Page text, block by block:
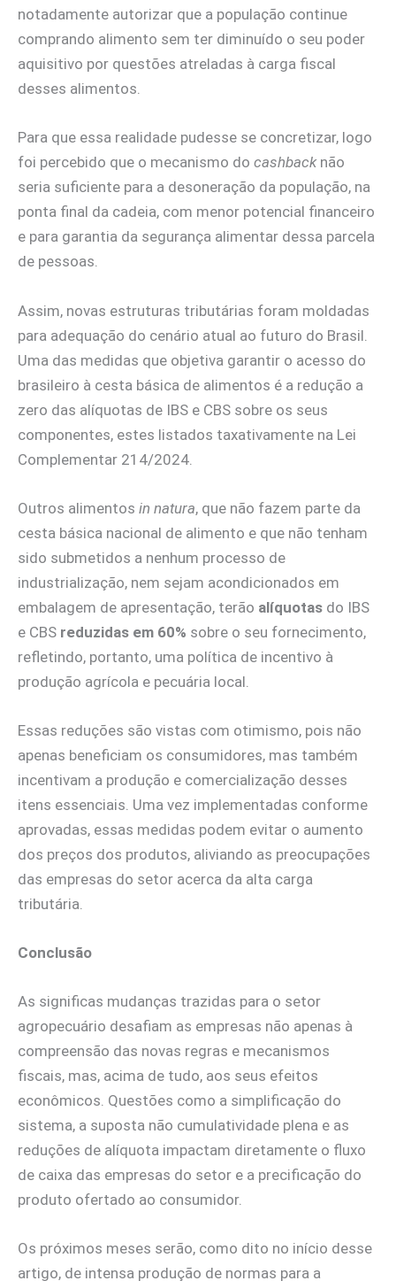
notadamente autorizar que a população continue
comprando alimento sem ter diminuído o seu poder
aquisitivo por questões atreladas à carga fiscal
desses alimentos.
Para que essa realidade pudesse se concretizar, logo
foi percebido que o mecanismo do cashbacknão
seria suficiente para a desoneração da população, na
ponta final da cadeia, com menor potencial financeiro
e para garantia da segurança alimentar dessa parcela
de pessoas.
Assim, novas estruturas tributárias foram moldadas
para adequação do cenário atual ao futuro do Brasil.
Uma das medidas que objetiva garantir o acesso do
brasileiro à cesta básica de alimentos é a redução a
zero das alíquotas de IBS e CBS sobre os seus
componentes, estes listados taxativamente na Lei
Complementar 214/2024.
Outros alimentos in natura, que não fazem parte da
cesta básica nacional de alimento e que não tenham
sido submetidos a nenhum processo de
industrialização, nem sejam acondicionados em
embalagem de apresentação, terão alíquotas do IBS
e CBS reduzidas em 60% sobre o seu fornecimento,
refletindo, portanto, uma política de incentivo à
produção agrícola e pecuária local.
Essas reduções são vistas com otimismo, pois não
apenas beneficiam os consumidores, mas também
incentivam a produção e comercialização desses
itens essenciais. Uma vez implementadas conforme
aprovadas, essas medidas podem evitar o aumento
dos preços dos produtos, aliviando as preocupações
das empresas do setor acerca da alta carga
tributária.
Conclusão
As significas mudanças trazidas para o setor
agropecuário desafiam as empresas não apenas à
compreensão das novas regras e mecanismos
fiscais, mas, acima de tudo, aos seus efeitos
econômicos. Questões como a simplificação do
sistema, a suposta não cumulatividade plena e as
reduções de alíquota impactam diretamente o fluxo
de caixa das empresas do setor e a precificação do
produto ofertado ao consumidor.
Os próximos meses serão, como dito no início desse
artigo, de intensa produção de normas para a